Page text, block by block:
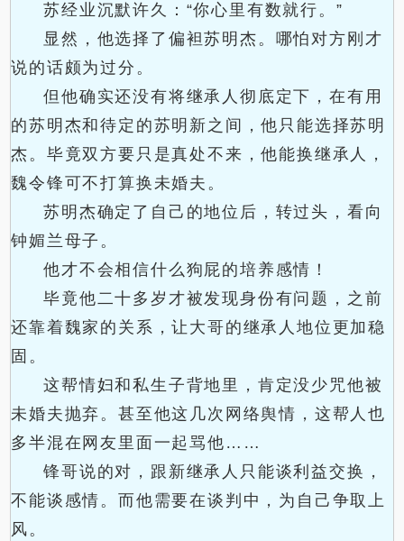
苏经业沉默许久：“你心里有数就行。”
显然，他选择了偏袒苏明杰。哪怕对方刚才
说的话颇为过分。
但他确实还没有将继承人彻底定下，在有用
的苏明杰和待定的苏明新之间，他只能选择苏明
杰。毕竟双方要只是真处不来，他能换继承人，
魏令锋可不打算换未婚夫。
苏明杰确定了自己的地位后，转过头，看向
钟媚兰母子。
他才不会相信什么狗屁的培养感情！
毕竟他二十多岁才被发现身份有问题，之前
还靠着魏家的关系，让大哥的继承人地位更加稳
固。
这帮情妇和私生子背地里，肯定没少咒他被
未婚夫抛弃。甚至他这几次网络舆情，这帮人也
多半混在网友里面一起骂他……
锋哥说的对，跟新继承人只能谈利益交换，
不能谈感情。而他需要在谈判中，为自己争取上
风。